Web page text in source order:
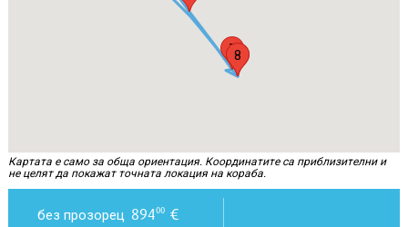
1
78
Картата е само за обща ориентация. Координатите са приблизителни и
не целят да покажат точната локация на кораба.
без прозорец 89400€